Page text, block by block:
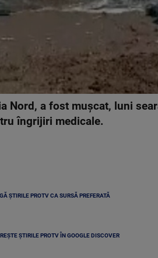
Nord, a fost muşcat, luni
îngrijiri medicale.
ȘTIRILE PROTV CA SURSĂ PREFERATĂ
ȘTIRILE PROTV ÎN GOOGLE DISCOVER